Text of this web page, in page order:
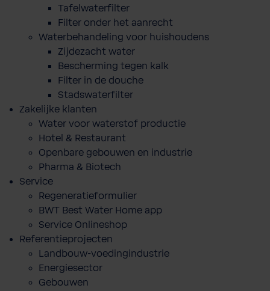
Tafelwaterfilter
Filter onder het aanrecht
Waterbehandeling voor huishoudens
Zijdezacht water
Bescherming tegen kalk
Filter in de douche
Stadswaterfilter
Zakelijke klanten
Water voor waterstof productie
Hotel & Restaurant
Openbare gebouwen en industrie
Pharma & Biotech
Service
Regeneratieformulier
BWT Best Water Home app
Service Onlineshop
Referentieprojecten
Landbouw-voedingindustrie
Energiesector
Gebouwen